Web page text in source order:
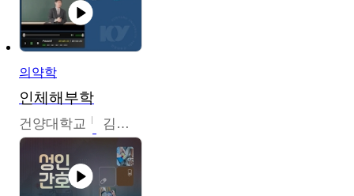
의약학
인체해부학
건양대학교 김철태